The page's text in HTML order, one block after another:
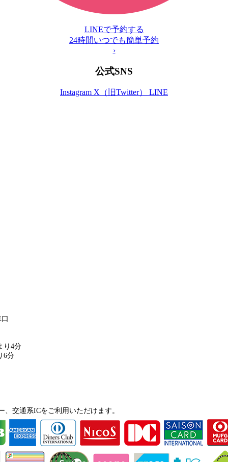
り4分
6分
交通系ICをご利用いただけます。
LINEで予約する
24時間いつでも簡単予約
›
公式SNS
Instagram X（旧Twitter） LINE